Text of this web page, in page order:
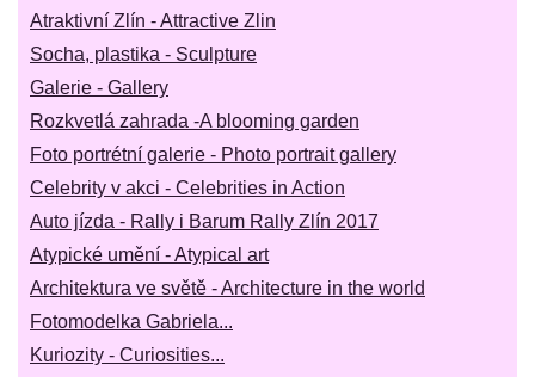
Atraktivní Zlín - Attractive Zlin
Socha, plastika - Sculpture
Galerie - Gallery
Rozkvetlá zahrada -A blooming garden
Foto portrétní galerie - Photo portrait gallery
Celebrity v akci - Celebrities in Action
Auto jízda - Rally i Barum Rally Zlín 2017
Atypické umění - Atypical art
Architektura ve světě - Architecture in the world
Fotomodelka Gabriela...
Kuriozity - Curiosities...